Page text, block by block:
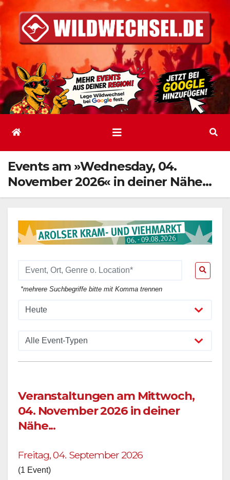
Inhalt
springen
Events am »Wednesday, 04.
November 2026« in deiner Nähe…
*mehrere Suchbegriffe bitte mit Komma trennen
Veranstaltungen am Mittwoch,
04. November 2026 in deiner
Nähe...
Freitag, 04. September 2026
(1 Event)